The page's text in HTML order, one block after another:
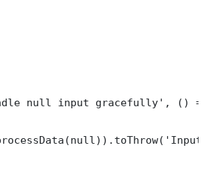
null input gracefully', ()